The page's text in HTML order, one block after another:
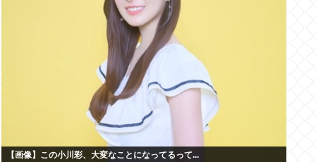
【画像】この小川彩、大変なことになってるって...